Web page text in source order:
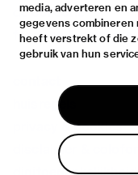
media, adverteren en
gegevens combineren
heeft verstrekt of die
gebruik van hun
de collectie
fondsen & partners
huisregels
privacy & cookies
disclaimer & colofon